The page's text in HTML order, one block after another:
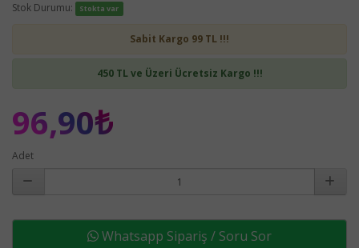
Stok Durumu:
Stokta var
Sabit Kargo 99 TL !!!
450 TL ve Üzeri Ücretsiz Kargo !!!
96,90₺
Adet
Whatsapp Sipariş / Soru Sor